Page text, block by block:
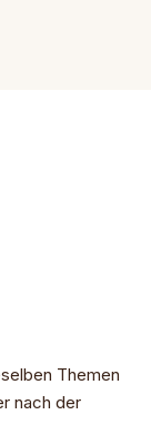
Themen
nach der